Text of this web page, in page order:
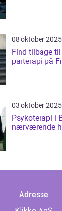
08 oktober 2025
Find tilbage
parterapi på
03 oktober 2025
Psykoterapi i
nærværende
Adresse